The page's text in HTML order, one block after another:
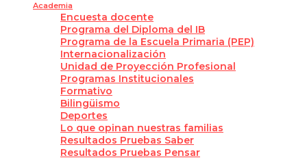
Academia
Encuesta docente
Programa del Diploma del IB
Programa de la Escuela Primaria (PEP)
Internacionalización
Unidad de Proyección Profesional
Programas Institucionales
Formativo
Bilingüismo
Deportes
Lo que opinan nuestras familias
Resultados Pruebas Saber
Resultados Pruebas Pensar